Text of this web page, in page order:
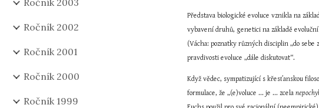
Ročník 2003
Ročník 2002
Ročník 2001
Ročník 2000
Ročník 1999
Představa biologické evoluce vznikla na
vybavení druhů, genetici na základě
(Vácha: poznatky různých disciplin „do sebe
pravdivosti evoluce „dále diskutovat“.
Když vědec, sympatizující s křesťanskou
formulace, že „(e)voluce ... je ... zcela